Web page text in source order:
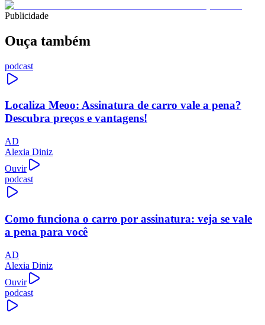
Publicidade
Ouça também
podcast
Localiza Meoo: Assinatura de carro vale a pena?
Descubra preços e vantagens!
AD
Alexia Diniz
Ouvir
podcast
Como funciona o carro por assinatura: veja se vale
a pena para você
AD
Alexia Diniz
Ouvir
podcast